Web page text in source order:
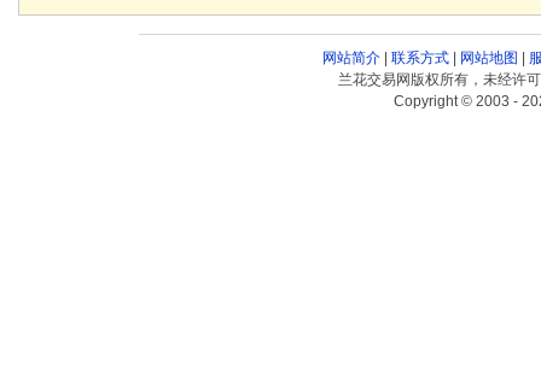
网站简介| 联系方式| 网站地图
兰花交易网版权所有，未经许
Copyright © 2003 -